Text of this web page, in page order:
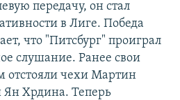
передачу, он стал
в Лиге. Победа
что "Питсбург" проиграл
слушание. Ранее свои
отстояли чехи Мартин
Ян Хрдина. Теперь